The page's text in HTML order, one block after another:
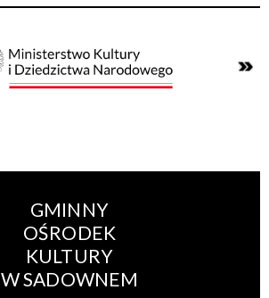
GMINNY
OŚRODEK
KULTURY
W SADOWNEM